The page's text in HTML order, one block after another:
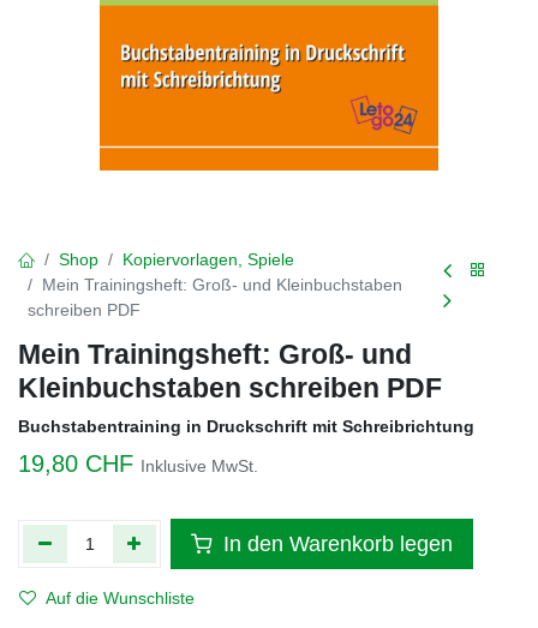
Shop
Kopiervorlagen, Spiele
Mein Trainingsheft: Groß- und Kleinbuchstaben
schreiben PDF
Mein Trainingsheft: Groß- und
Kleinbuchstaben schreiben PDF
Buchstabentraining in Druckschrift mit Schreibrichtung
19,80 CHF Inklusive MwSt.
In den Warenkorb legen
Auf die Wunschliste